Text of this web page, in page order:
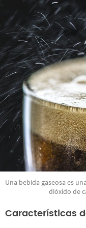
Una bebida gaseosa es
dióxido de
Características